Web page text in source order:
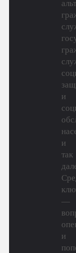
и
и
так
—
и